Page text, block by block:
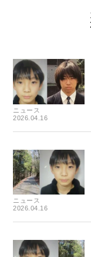
ニュース
2026.04.16
ニュース
2026.04.16